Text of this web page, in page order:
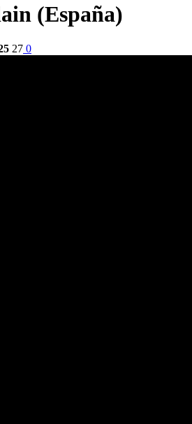
(España)
27 0